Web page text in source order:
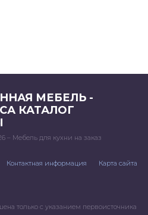
МЕБЕЛЬ -
КАТАЛОГ
– Мебель для кухни на заказ
Контактная информация Карта сайта
только с указанием первоисточника